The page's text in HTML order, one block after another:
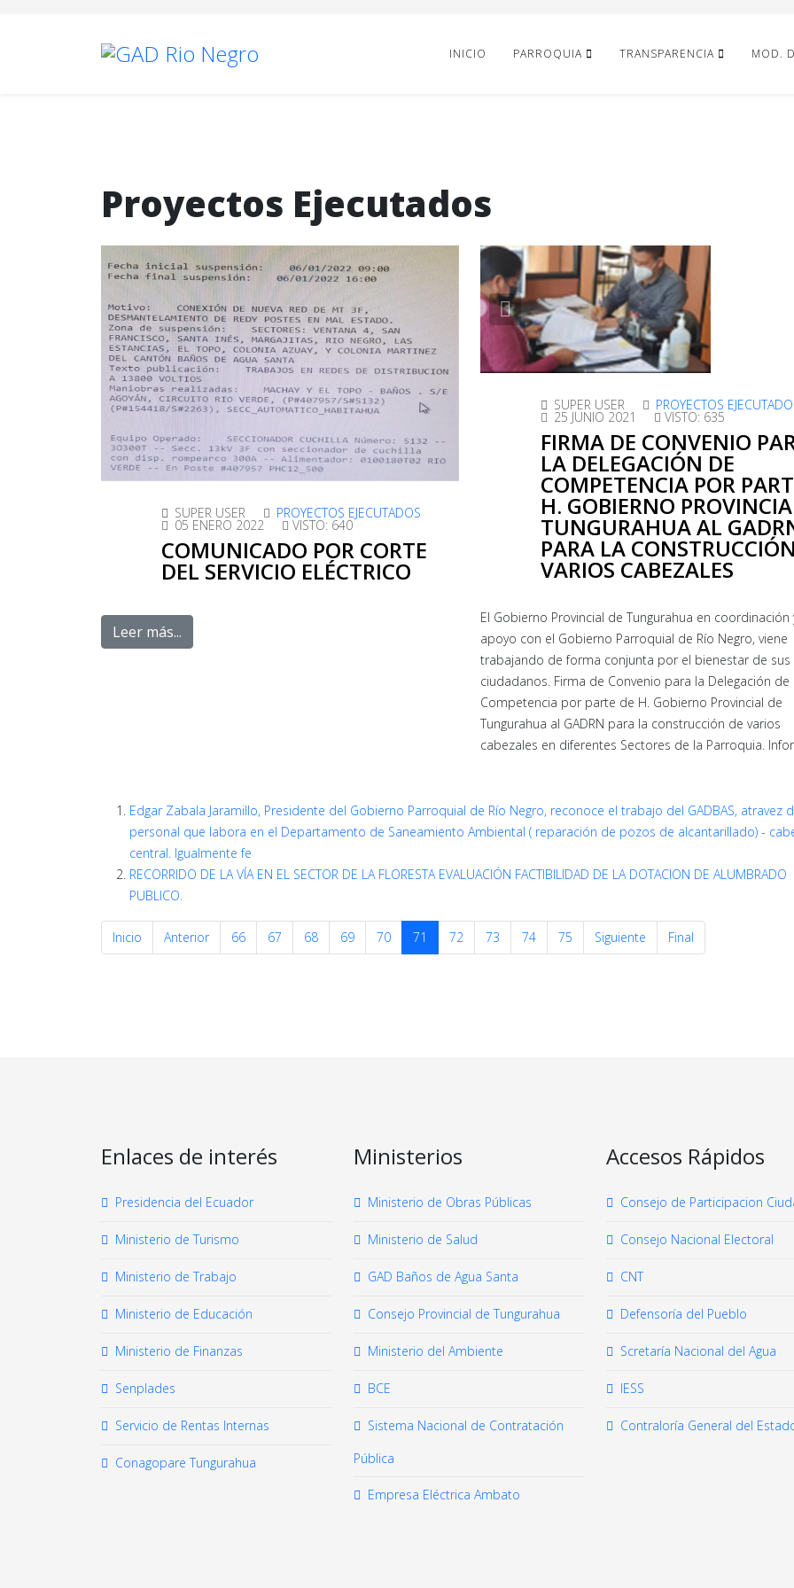
INICIO PARROQUIA TRANSPARENCIA MOD.
Proyectos Ejecutados
SUPER USER PROYECTOS EJECUTADOS
05 ENERO 2022 VISTO: 640
COMUNICADO POR CORTE
DEL SERVICIO ELÉCTRICO
Leer más...
Previous
SUPER USER PROYECTOS
25 JUNIO 2021 VISTO: 635
FIRMA DE CONVENIO
LA DELEGACIÓN DE
COMPETENCIA POR
H. GOBIERNO
TUNGURAHUA AL
PARA LA
VARIOS CABEZALES
El Gobierno Provincial de Tungurahua en coordinación
apoyo con el Gobierno Parroquial de Río Negro, viene
trabajando de forma conjunta por el bienestar de sus
ciudadanos. Firma de Convenio para la Delegación de
Competencia por parte de H. Gobierno Provincial de
Tungurahua al GADRN para la construcción de varios
cabezales en diferentes Sectores de la Parroquia.
Edgar Zabala Jaramillo, Presidente del Gobierno Parroquial de Río Negro, reconoce el trabajo del GADBAS, atravez
personal que labora en el Departamento de Saneamiento Ambiental ( reparación de pozos de alcantarillado) -
central. Igualmente fe
RECORRIDO DE LA VÍA EN EL SECTOR DE LA FLORESTA EVALUACIÓN FACTIBILIDAD DE LA DOTACION DE ALUMBRADO
PUBLICO.
Inicio Anterior 66 67 68 69 70 71 72 73 74 75 Siguiente Final
Enlaces de interés
Presidencia del Ecuador
Ministerio de Turismo
Ministerio de Trabajo
Ministerio de Educación
Ministerio de Finanzas
Senplades
Servicio de Rentas Internas
Conagopare Tungurahua
Ministerios
Ministerio de Obras Públicas
Ministerio de Salud
GAD Baños de Agua Santa
Consejo Provincial de Tungurahua
Ministerio del Ambiente
BCE
Sistema Nacional de Contratación
Pública
Empresa Eléctrica Ambato
Accesos Rápidos
Consejo de Participacion
Consejo Nacional Electoral
CNT
Defensoría del Pueblo
Scretaría Nacional del Agua
IESS
Contraloría General del